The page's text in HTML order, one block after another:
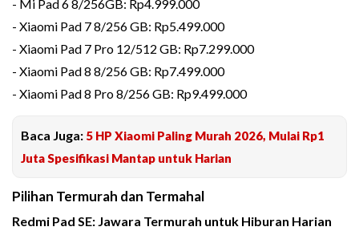
- Mi Pad 6 8/256GB: Rp4.999.000
- Xiaomi Pad 7 8/256 GB: Rp5.499.000
- Xiaomi Pad 7 Pro 12/512 GB: Rp7.299.000
- Xiaomi Pad 8 8/256 GB: Rp7.499.000
- Xiaomi Pad 8 Pro 8/256 GB: Rp9.499.000
Baca Juga: 5 HP Xiaomi Paling Murah 2026, Mulai Rp1
Juta Spesifikasi Mantap untuk Harian
Pilihan Termurah dan Termahal
Redmi Pad SE: Jawara Termurah untuk Hiburan Harian